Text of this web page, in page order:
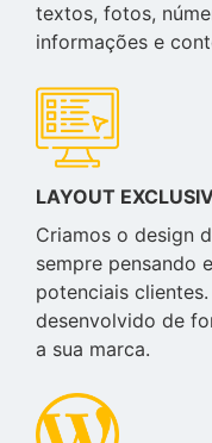
textos, fotos,
informações e
LAYOUT
Criamos o design
sempre pensando
potenciais
desenvolvido de
a sua marca.